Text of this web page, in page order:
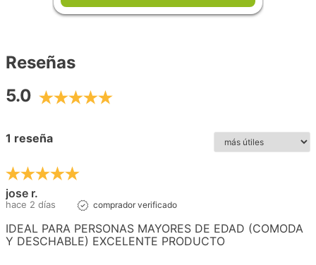
Reseñas
5.0
1 reseña
jose r.
hace 2 días comprador verificado
IDEAL PARA PERSONAS MAYORES DE EDAD (COMODA
Y DESCHABLE) EXCELENTE PRODUCTO